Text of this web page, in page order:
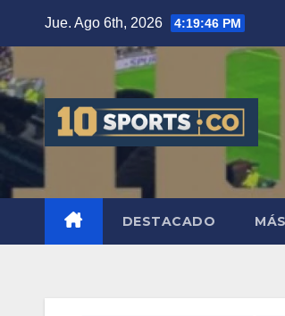
Jue. Ago 6th, 2026 4:19:47 PM
DESTACADO